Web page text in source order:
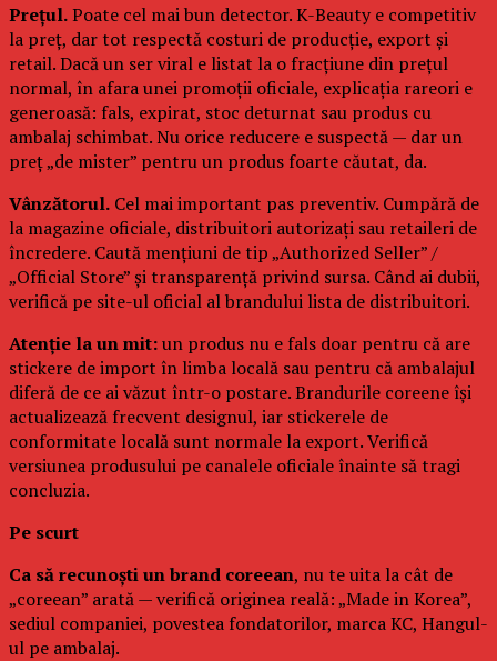
Prețul.Poate cel mai bun detector. K-Beauty e competitiv
la preț, dar tot respectă costuri de producție, export și
retail. Dacă un ser viral e listat la o fracțiune din prețul
normal, în afara unei promoții oficiale, explicația rareori e
generoasă: fals, expirat, stoc deturnat sau produs cu
ambalaj schimbat. Nu orice reducere e suspectă — dar un
preț „de mister” pentru un produs foarte căutat, da.
Vânzătorul. Cel mai important pas preventiv. Cumpără de
la magazine oficiale, distribuitori autorizați sau retaileri de
încredere. Caută mențiuni de tip „Authorized Seller” /
„Official Store” și transparență privind sursa. Când ai dubii,
verifică pe site-ul oficial al brandului lista de distribuitori.
Atenție la un mit:un produs nu e fals doar pentru că are
stickere de import în limba locală sau pentru că ambalajul
diferă de ce ai văzut într-o postare. Brandurile coreene își
actualizează frecvent designul, iar stickerele de
conformitate locală sunt normale la export. Verifică
versiunea produsului pe canalele oficiale înainte să tragi
concluzia.
Pe scurt
Ca să recunoști un brand coreean, nu te uita la cât de
„coreean” arată — verifică originea reală: „Made in Korea”,
sediul companiei, povestea fondatorilor, marca KC, Hangul-
ul pe ambalaj.